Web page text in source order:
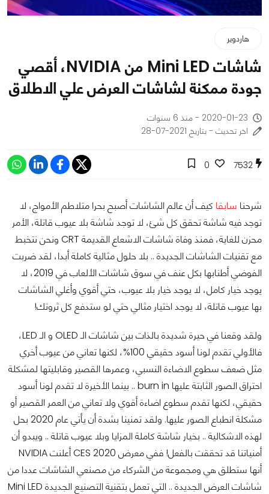
هاردوير
شاشات Mini LED من NVIDIA، أقصي
جودة ممكنة لشاشات العرض علي الاطلاق
2020-01-23 - منذ 6 سنوات
اخر تحديث - بتاريخ 2021-07-28
7532
0
شرحنا سابقا كيف أن عالم الشاشات أصبح بحرا متلاطم الأمواج، لا
توجد فيه شاشة تحقق كل شئ، لا توجد شاشة بلا عيوب قاتلة، الأمر
محزن للغاية، فمنذ وفاة شاشات الاشعاع القديمة CRT ونحن نتخبط
مع تقنيات الشاشات الجديدة .. بلا حلول مثالية كاملة أبدا، لقد ضربت
الفوضي أطنابها بكل عنف في سوق شاشات الألعاب في 2019، لا
يوجد خيار كامل، لا يوجد خيار بلا عيوب، حتي أقوي وأغلي الشاشات
بها عيوب قاتلة، لا يوجد اختيار مثالي حتي لو ستدفع كل ثروتك!
ولقد وقعنا في حيرة شديدة بالذات بين شاشات الـ OLED و الـ LED،
فالأولي تقدم لونا أسود حقيقي 100%، لكنها تعاني من عيوب أخري
مثل ضعف سطوع الاضاءة النسبي، وعمرها القصير وقابليتها لمشكلة
احتراق الصور الثابتة عليها burn in .. بينما الأخيرة لا تقدم لونا أسود
حقيقي، لكنها تقدم سطوع اضاءة أقوي ولا تعاني من العمر القصير أو
مشكلة انطباع الصور عليها. ولقد تمنينا بشدة أن يأتي عام 2020 بحل
لهذه الاشكالية .. بخيار شاشة كاملة المزايا وبلا عيوب قاتلة .. ويبدو أن
أمنياتنا قد تحققت بالفعل! ففي معرض CES 2020 أعلنت NVIDIA
أنها ستطلق هي ومجموعة من الشركاء من مصنعي الشاشات عددا من
شاشات العرض الجديدة .. التي تعمل بتقنية التصنيع الجديدة Mini LED